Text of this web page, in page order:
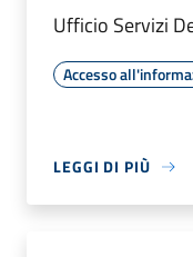
Ufficio Servizi
Accesso
LEGGI DI PIÙ